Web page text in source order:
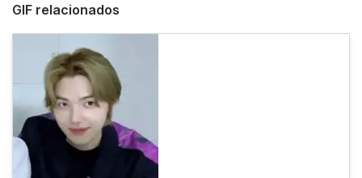
GIF relacionados